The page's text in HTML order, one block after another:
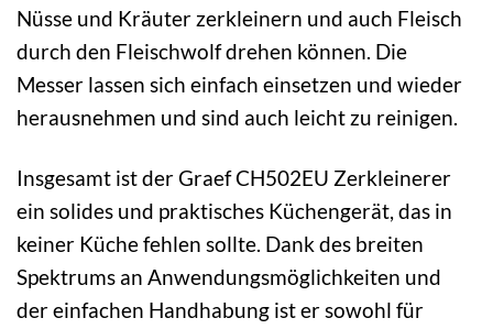
Nüsse und Kräuter zerkleinern und auch Fleisch
durch den Fleischwolf drehen können. Die
Messer lassen sich einfach einsetzen und wieder
herausnehmen und sind auch leicht zu reinigen.
Insgesamt ist der Graef CH502EU Zerkleinerer
ein solides und praktisches Küchengerät, das in
keiner Küche fehlen sollte. Dank des breiten
Spektrums an Anwendungsmöglichkeiten und
der einfachen Handhabung ist er sowohl für